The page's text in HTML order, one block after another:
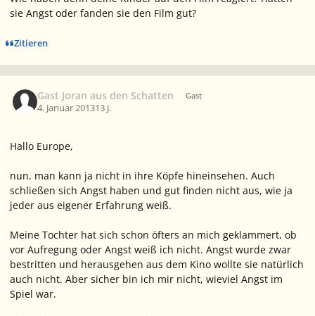
sie Angst oder fanden sie den Film gut?
Zitieren
Gast Joran aus den Schatten Gast
4. Januar 201313 J.
Hallo Europe,
nun, man kann ja nicht in ihre Köpfe hineinsehen. Auch
schließen sich Angst haben und gut finden nicht aus, wie ja
jeder aus eigener Erfahrung weiß.
Meine Tochter hat sich schon öfters an mich geklammert, ob
vor Aufregung oder Angst weiß ich nicht. Angst wurde zwar
bestritten und herausgehen aus dem Kino wollte sie natürlich
auch nicht. Aber sicher bin ich mir nicht, wieviel Angst im
Spiel war.